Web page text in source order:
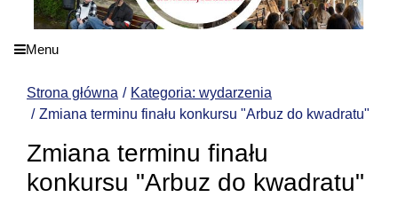
Menu
Strona główna
Kategoria: wydarzenia
Zmiana terminu finału konkursu "Arbuz do kwadratu"
Zmiana terminu finału
konkursu "Arbuz do kwadratu"